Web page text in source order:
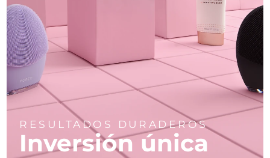
RESULTADOS DURADEROS
Inversión única